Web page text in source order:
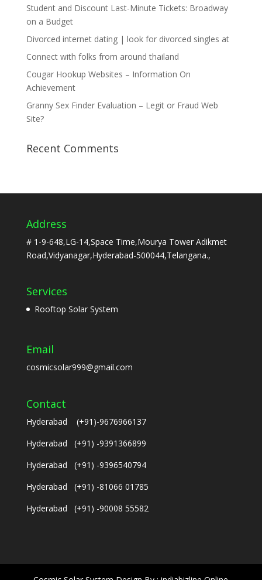
Student and Discount Last-Minute Tickets: Broadway
on a Budget
Divorced internet dating | look for divorced singles at
Connect with folks from around thailand
Cougar Hookup Websites – Information On
Achievement
Granny Sex Finder Evaluation – Legit or Fraud Web
Site?
Recent Comments
Address
# 1-9-648,LG-14,Space Time,Mourya Tower Adikmet
Road,Vidyanagar,Hyderabad-500044,Telangana.,
Services
Rooftop Solar System
Email
cosmicsolar999@gmail.com
Contact
Hyderabad (+91)-9676966137
Hyderabad (+91) -9391366899
Hyderabad (+91) -9396540794
Hyderabad (+91) -81066 01785
Hyderabad (+91) -90008 55582